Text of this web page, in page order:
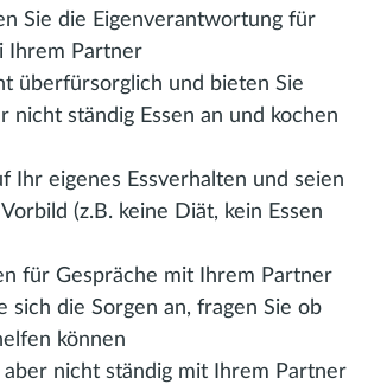
Sie die Eigenverantwortung für
Ihrem Partner
überfürsorglich und bieten Sie
nicht ständig Essen an und kochen
Ihr eigenes Essverhalten und seien
(z.B. keine Diät, kein Essen
für Gespräche mit Ihrem Partner
sich die Sorgen an, fragen Sie ob
können
aber nicht ständig mit Ihrem Partner